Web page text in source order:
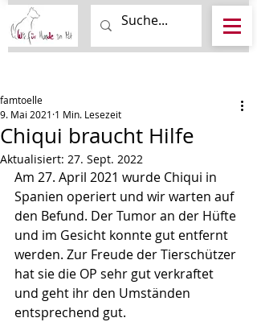
Chiqui braucht Hilfe
famtoelle
9. Mai 2021 1 Min. Lesezeit
Aktualisiert: 27. Sept. 2022
Am 27. April 2021 wurde Chiqui in
Spanien operiert und wir warten auf
den Befund. Der Tumor an der Hüfte
und im Gesicht konnte gut entfernt
werden. Zur Freude der Tierschützer
hat sie die OP sehr gut verkraftet
und geht ihr den Umständen
entsprechend gut.